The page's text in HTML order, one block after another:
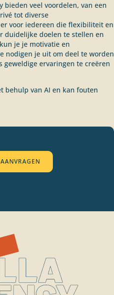
bieden veel voordelen, van een
tot diverse
voor iedereen die flexibiliteit en
duidelijke doelen te stellen en
je je motivatie en
nodigen je uit om deel te worden
geweldige ervaringen te creëren
behulp van AI en kan fouten